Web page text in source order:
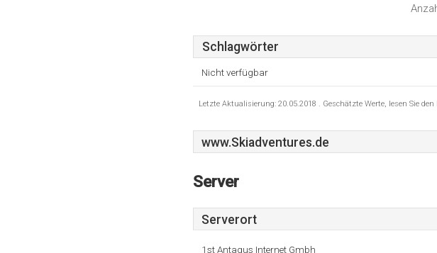
Schlagwörter
Nicht verfügbar
Letzte Aktualisierung: 20.05.2018 . Geschätzte Werte, lesen Sie
www.Skiadventures.de
Server
Serverort
1st Antagus Internet Gmbh